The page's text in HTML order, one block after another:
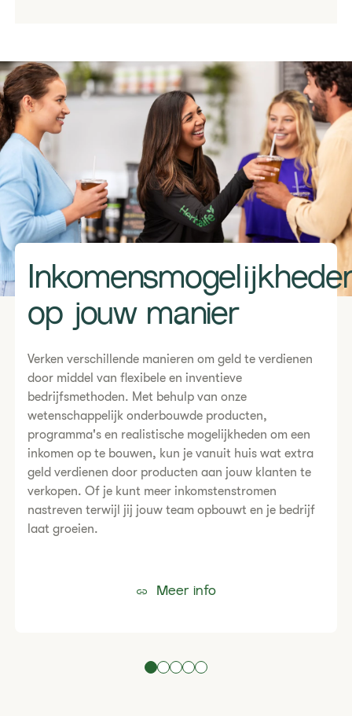
op jouw manier
Verken verschillende manieren om geld te verdienen
door middel van flexibele en inventieve
bedrijfsmethoden. Met behulp van onze
wetenschappelijk onderbouwde producten,
programma's en realistische mogelijkheden om een
inkomen op te bouwen, kun je vanuit huis wat extra
geld verdienen door producten aan jouw klanten te
verkopen. Of je kunt meer inkomstenstromen
nastreven terwijl jij jouw team opbouwt en je bedrijf
laat groeien.
Meer info